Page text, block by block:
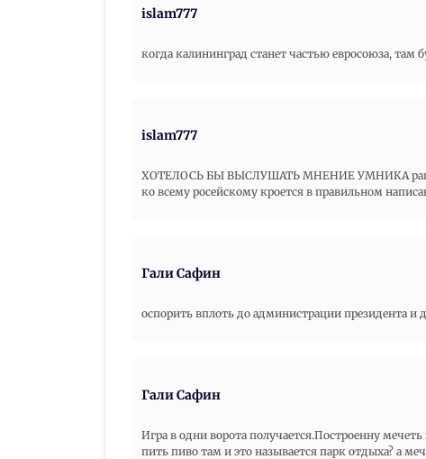
islam777
когда калининград станет частью евросоюза, там
islam777
ХОТЕЛОСЬ БЫ ВЫСЛУШАТЬ МНЕНИЕ УМНИКА
ко всему росейскому кроется в правильном
Гали Сафин
оспорить вплоть до администрации президента и
Гали Сафин
Игра в одни ворота получается.Построенну
пить пиво там и это называется парк отдыха? а